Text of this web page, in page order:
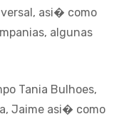
asi� como
algunas
Tania Bulhoes,
Jaime asi� como